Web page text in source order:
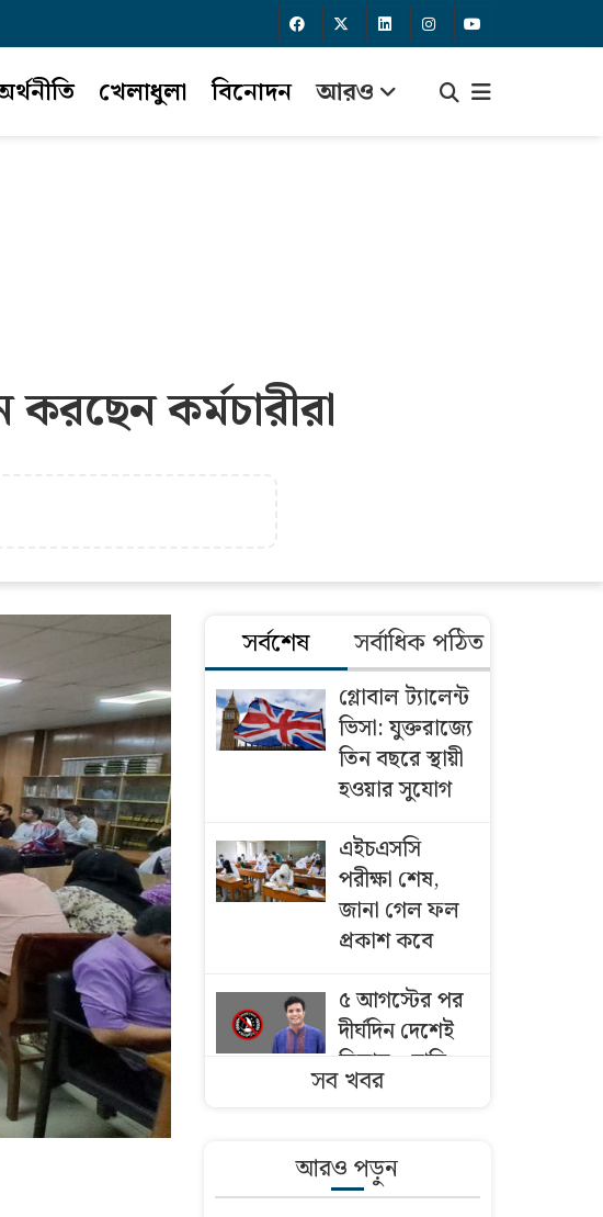
খেলাধুলা বিনোদন আরও
কর্মচারীরা
সর্বশেষ সর্বাধিক পঠিত
গ্লোবাল ট্যালেন্ট
ভিসা: যুক্তরাজ্যে
তিন বছরে স্থায়ী
হওয়ার সুযোগ
এইচএসসি
পরীক্ষা শেষ,
জানা গেল ফল
প্রকাশ কবে
৫ আগস্টের পর
দীর্ঘদিন দেশেই
ছিলাম—দাবি
নিষিদ্ধ ছাত্রলীগ
এসএসি ফল
সব খবর
আরও পড়ুন